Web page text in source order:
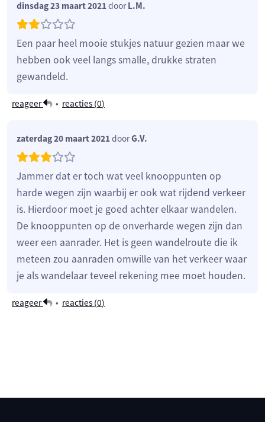
dinsdag 23 maart 2021doorL.M.
Een paar heel mooie stukjes natuur gezien maar we
hebben ook veel langs smalle, drukke straten
gewandeld.
reageer • reacties (0)
zaterdag 20 maart 2021doorG.V.
Jammer dat er toch wat veel knooppunten op
harde wegen zijn waarbij er ook wat rijdend verkeer
is. Hierdoor moet je goed achter elkaar wandelen.
De knooppunten op de onverharde wegen zijn dan
weer een aanrader. Het is geen wandelroute die ik
meteen zou aanraden omwille van het verkeer waar
je als wandelaar teveel rekening mee moet houden.
reageer • reacties (0)